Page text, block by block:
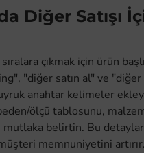
Diğer Satışı
çıkmak için ürün
"diğer satın al" ve "diğer
anahtar kelimeler
ölçü tablosunu,
mutlaka belirtin. Bu
memnuniyetini artırır.